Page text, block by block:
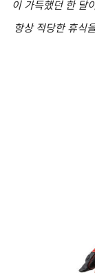
이 가득했던 한 달
항상 적당한 휴식